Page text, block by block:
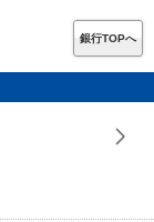
銀行TOPへ